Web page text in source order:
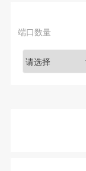
端口数量